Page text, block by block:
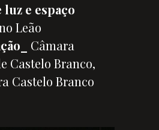
e espaço
Leão
Câmara
Castelo Branco,
Castelo Branco